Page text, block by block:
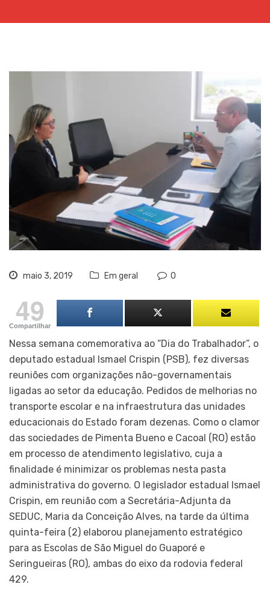
maio 3, 2019 Em geral 0
49
Compartilhar
Nessa semana comemorativa ao “Dia do Trabalhador”, o
deputado estadual Ismael Crispin (PSB), fez diversas
reuniões com organizações não-governamentais
ligadas ao setor da educação. Pedidos de melhorias no
transporte escolar e na infraestrutura das unidades
educacionais do Estado foram dezenas. Como o clamor
das sociedades de Pimenta Bueno e Cacoal (RO) estão
em processo de atendimento legislativo, cuja a
finalidade é minimizar os problemas nesta pasta
administrativa do governo. O legislador estadual Ismael
Crispin, em reunião com a Secretária-Adjunta da
SEDUC, Maria da Conceição Alves, na tarde da última
quinta-feira (2) elaborou planejamento estratégico
para as Escolas de São Miguel do Guaporé e
Seringueiras (RO), ambas do eixo da rodovia federal
429.